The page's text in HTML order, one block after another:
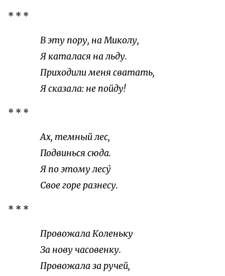
* * *
В эту пору, на Миколу,
Я каталася на льду.
Приходили меня сватать,
Я сказала: не пойду!
* * *
Ах, темный лес,
Подвинься сюда.
Я по этому лесу́
Свое горе разнесу.
* * *
Провожала Коленьку
За нову часовенку.
Провожала за ручей,